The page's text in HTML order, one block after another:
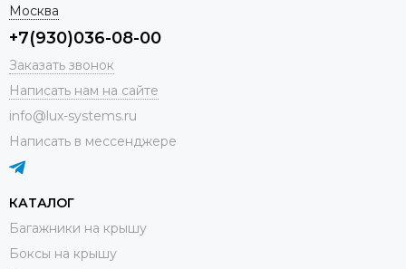
Москва
+7(930)036-08-00
Заказать звонок
Написать нам на сайте
info@lux-systems.ru
Написать в мессенджере
КАТАЛОГ
Багажники на крышу
Боксы на крышу